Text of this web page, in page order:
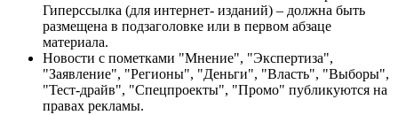
Гиперссылка (для интернет- изданий) – должна быть
размещена в подзаголовке или в первом абзаце
материала.
Новости с пометками "Мнение", "Экспертиза",
"Заявление", "Регионы", "Деньги", "Власть", "Выборы",
"Тест-драйв", "Спецпроекты", "Промо" публикуются на
правах рекламы.